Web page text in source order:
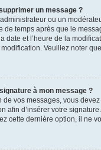
un message ?
ou un
de temps après que le
date et l’heure de la
Veuillez noter
à mon message ?
vos messages, vous
afin d’insérer votre
cette dernière option, il ne